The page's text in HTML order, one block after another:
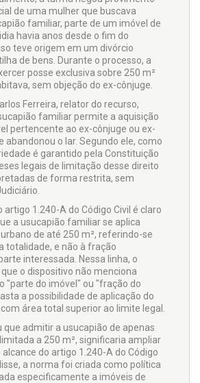
de uma mulher que buscava
familiar, parte de um imóvel de
havia anos desde o fim do
teve origem em um divórcio
de bens. Durante o processo, a
posse exclusiva sobre 250 m²
sem objeção do ex-cônjuge.
Ferreira, relator do recurso,
familiar permite a aquisição
pertencente ao ex-cônjuge ou ex-
abandonou o lar. Segundo ele, como
é garantido pela Constituição
legais de limitação desse direito
de forma restrita, sem
artigo 1.240-A do Código Civil é claro
a usucapião familiar se aplica
de até 250 m², referindo-se
totalidade, e não à fração
interessada. Nessa linha, o
o dispositivo não menciona
"parte do imóvel" ou "fração do
a possibilidade de aplicação do
área total superior ao limite legal.
que admitir a usucapião de apenas
a 250 m², significaria ampliar
do artigo 1.240-A do Código
a norma foi criada como política
especificamente a imóveis de